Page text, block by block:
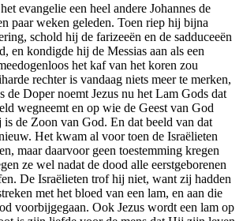
evangelie een heel andere Johannes de
paar weken geleden. Toen riep hij bijna
schold hij de farizeeën en de sadduceeën
en kondigde hij de Messias aan als een
het kaf van het koren zou
rechter is vandaag niets meer te merken,
de Doper noemt Jezus nu het Lam Gods dat
wegneemt en op wie de Geest van God
de Zoon van God. En dat beeld van dat
Het kwam al voor toen de Israëlieten
maar daarvoor geen toestemming kregen
ze wel nadat de dood alle eerstgeborenen
De Israëlieten trof hij niet, want zij hadden
met het bloed van een lam, en aan die
voorbijgegaan. Ook Jezus wordt een lam op